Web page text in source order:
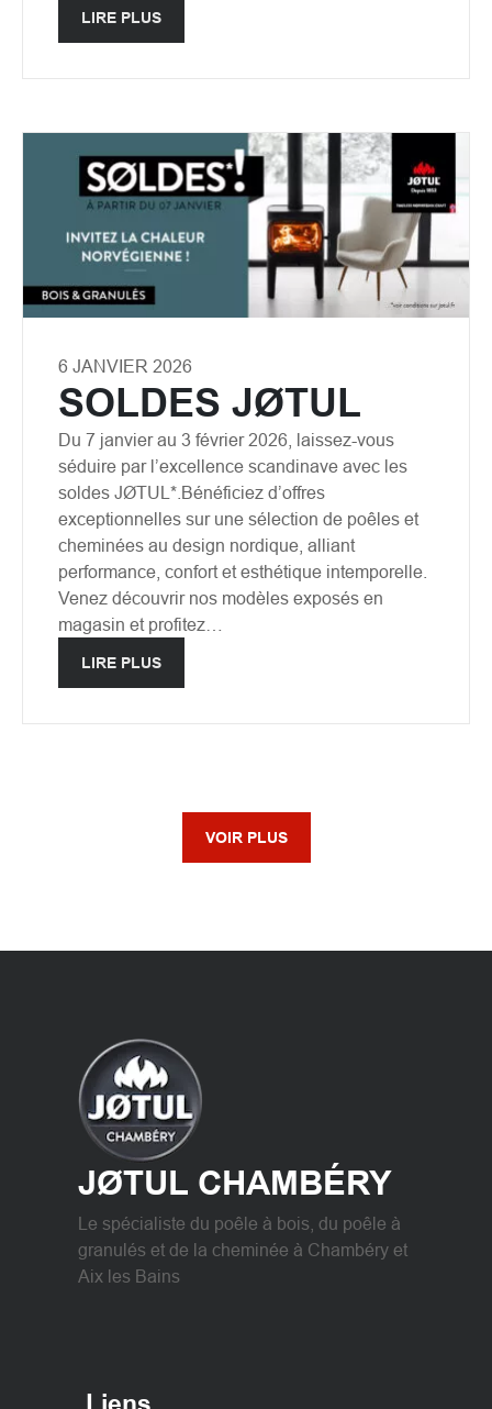
LIRE PLUS
6 JANVIER 2026
SOLDES JØTUL
Du 7 janvier au 3 février 2026, laissez-vous
séduire par l’excellence scandinave avec les
soldes JØTUL*.Bénéficiez d’offres
exceptionnelles sur une sélection de poêles et
cheminées au design nordique, alliant
performance, confort et esthétique intemporelle.
Venez découvrir nos modèles exposés en
magasin et profitez…
LIRE PLUS
VOIR PLUS
JØTUL CHAMBÉRY
Le spécialiste du poêle à bois, du poêle à
granulés et de la cheminée à Chambéry et
Aix les Bains
Liens